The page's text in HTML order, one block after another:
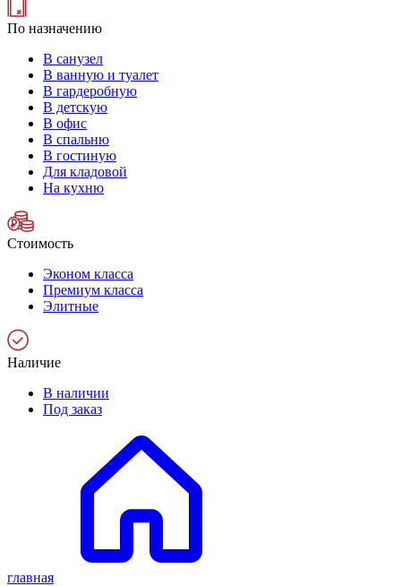
По назначению
В санузел
В ванную и туалет
В гардеробную
В детскую
В офис
В спальню
В гостиную
Для кладовой
На кухню
Стоимость
Эконом класса
Премиум класса
Элитные
Наличие
В наличии
Под заказ
главная